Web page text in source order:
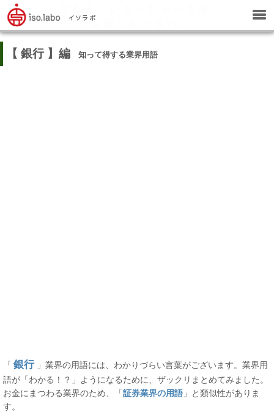
【 銀行 】編 知って得する業界用語
「 銀行 」業界の用語には、わかりづらい言葉がございます。業界用
語が「わかる！？」ようになるために、ザックリまとめてみました。
お金にまつわる業界のため、「 証券業界の用語 」と類似性がありま
す。